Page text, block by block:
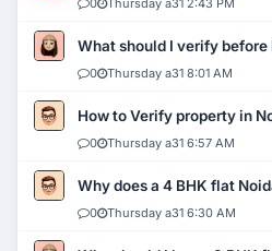
0 Thursday a31 2:43 PM
What should I verify before
0 Thursday a31 8:01 AM
How to Verify property in
0 Thursday a31 6:57 AM
Why does a 4 BHK flat
0 Thursday a31 6:30 AM